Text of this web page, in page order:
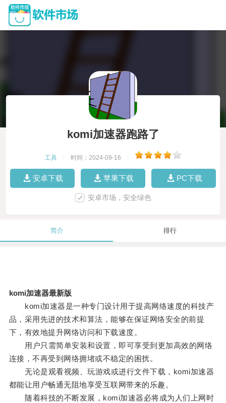
komi加速器跑路了
工具 时间：2024-09-16
安卓下载 苹果下载 PC下载
安卓市场，安全绿色
简介 排行
komi加速器最新版
komi加速器是一种专门设计用于提高网络速度的科技产
品，采用先进的技术和算法，能够在保证网络安全的前提
下，有效地提升网络访问和下载速度。
用户只需简单安装和设置，即可享受到更加高效的网络
连接，不再受到网络拥堵或不稳定的困扰。
无论是观看视频、玩游戏或进行文件下载，komi加速器
都能让用户畅通无阻地享受互联网带来的乐趣。
随着科技的不断发展，komi加速器必将成为人们上网时